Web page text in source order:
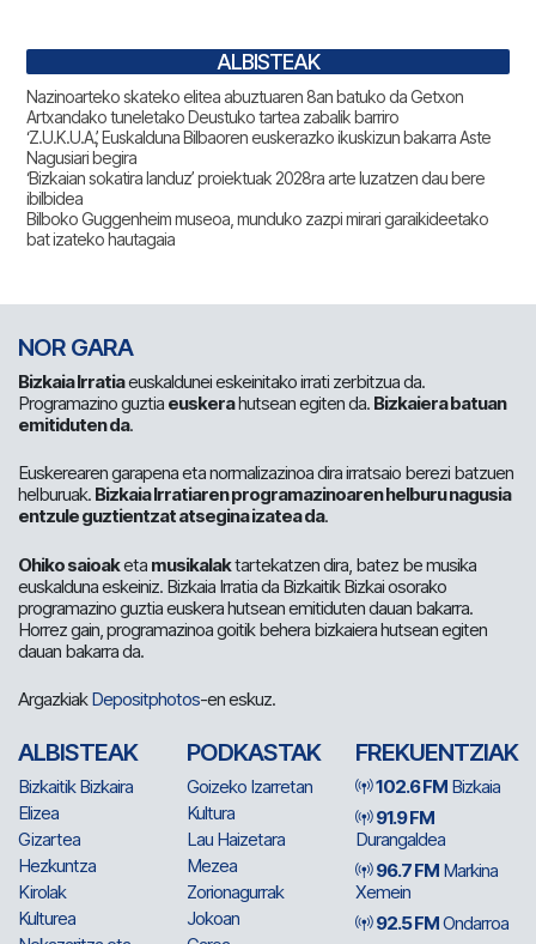
ALBISTEAK
Nazinoarteko skateko elitea abuztuaren 8an batuko da Getxon
Artxandako tuneletako Deustuko tartea zabalik barriro
‘Z.U.K.U.A.’, Euskalduna Bilbaoren euskerazko ikuskizun bakarra Aste
Nagusiari begira
‘Bizkaian sokatira landuz’ proiektuak 2028ra arte luzatzen dau bere
ibilbidea
Bilboko Guggenheim museoa, munduko zazpi mirari garaikideetako
bat izateko hautagaia
NOR GARA
Bizkaia Irratiaeuskaldunei eskeinitako irrati zerbitzua da.
Programazino guztia euskerahutsean egiten da. Bizkaiera batuan
emitiduten da.
Euskerearen garapena eta normalizazinoa dira irratsaio berezi batzuen
helburuak. Bizkaia Irratiaren programazinoaren helburu nagusia
entzule guztientzat atsegina izatea da.
Ohiko saioaketa musikalaktartekatzen dira, batez be musika
euskalduna eskeiniz. Bizkaia Irratia da Bizkaitik Bizkai osorako
programazino guztia euskera hutsean emitiduten dauan bakarra.
Horrez gain, programazinoa goitik behera bizkaiera hutsean egiten
dauan bakarra da.
ArgazkiakDepositphotos-en eskuz.
ALBISTEAK
Bizkaitik Bizkaira
Elizea
Gizartea
Hezkuntza
Kirolak
Kulturea
PODKASTAK
Goizeko Izarretan
Kultura
Lau Haizetara
Mezea
Zorionagurrak
Jokoan
FREKUENTZIAK
102.6 FM Bizkaia
91.9 FM
Durangaldea
96.7 FM Markina
Xemein
92.5 FMOndarroa